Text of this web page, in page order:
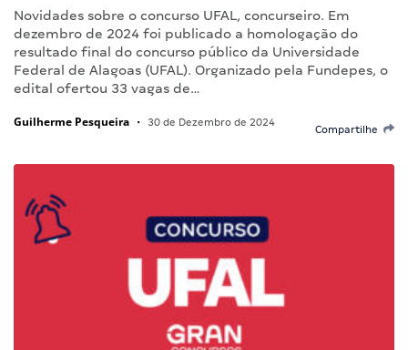
Novidades sobre o concurso UFAL, concurseiro. Em
dezembro de 2024 foi publicado a homologação do
resultado final do concurso público da Universidade
Federal de Alagoas (UFAL). Organizado pela Fundepes, o
edital ofertou 33 vagas de…
Guilherme Pesqueira • 30 de Dezembro de 2024
Compartilhe